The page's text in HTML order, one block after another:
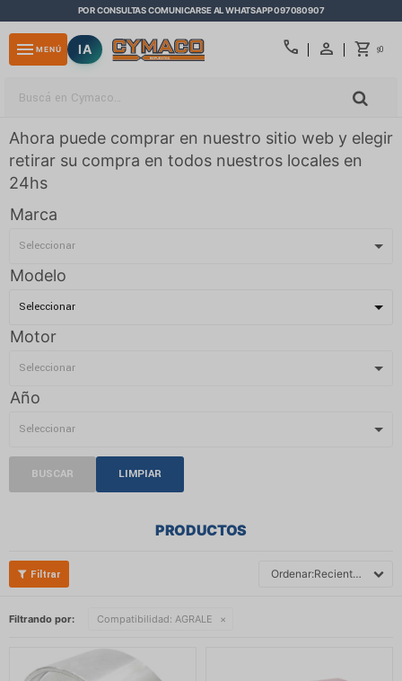
POR CONSULTAS COMUNICARSE AL WHATSAPP 097080907
call $0
menu MENÚ IA
Ahora puede comprar en nuestro sitio web y elegir
retirar su compra en todos nuestros locales en
24hs
Marca
Modelo
Motor
Año
BUSCAR LIMPIAR
PRODUCTOS
Recientes
Filtrando por: Compatibilidad: AGRALE
close